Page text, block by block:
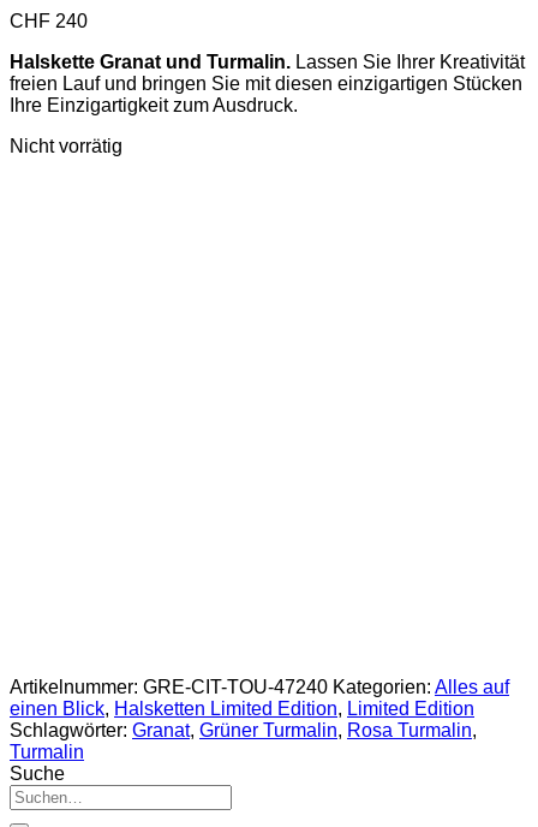
CHF 240
Halskette Granat und Turmalin. Lassen Sie Ihrer Kreativität
freien Lauf und bringen Sie mit diesen einzigartigen Stücken
Ihre Einzigartigkeit zum Ausdruck.
Nicht vorrätig
Artikelnummer: GRE-CIT-TOU-47240 Kategorien: Alles auf
einen Blick, Halsketten Limited Edition, Limited Edition
Schlagwörter: Granat, Grüner Turmalin, Rosa Turmalin,
Turmalin
Suche
Suche
nach: